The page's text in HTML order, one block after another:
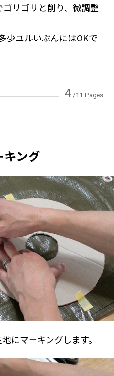
リゴリと削り、微調整
少ユルいぶんにはOKで
4/11 Pages
キング
にマーキングします。